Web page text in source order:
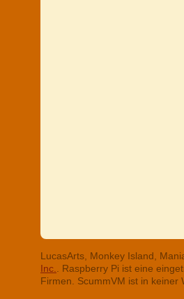
LucasArts, Monkey Island,
Inc.
. Raspberry Pi ist eine
Firmen. ScummVM ist in keiner